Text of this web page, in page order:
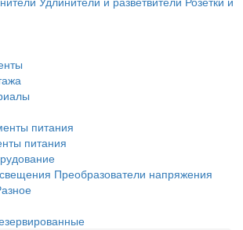
питания
питания
Преобразователи напряжения